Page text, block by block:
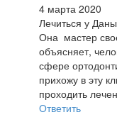
4 марта 2020
Лечиться у
Она мастер
объясняет,
сфере
прихожу в эту
проходить
Ответить